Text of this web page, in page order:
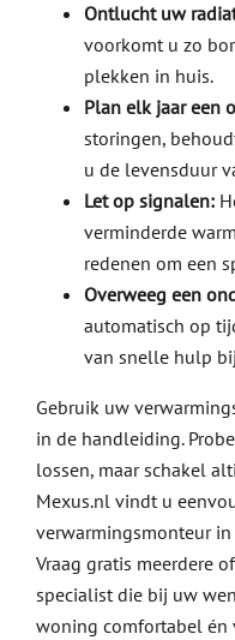
Ontlucht uw
voorkomt u zo
plekken in huis.
Plan elk jaar een
storingen,
u de levensduur
Let op signalen:
verminderde
redenen om een
Overweeg een
automatisch op
van snelle hulp
Gebruik uw
in de handleiding.
lossen, maar schakel
Mexus.nl vindt u
verwarmingsmonteur
Vraag gratis meerdere
specialist die bij uw
woning comfortabel én